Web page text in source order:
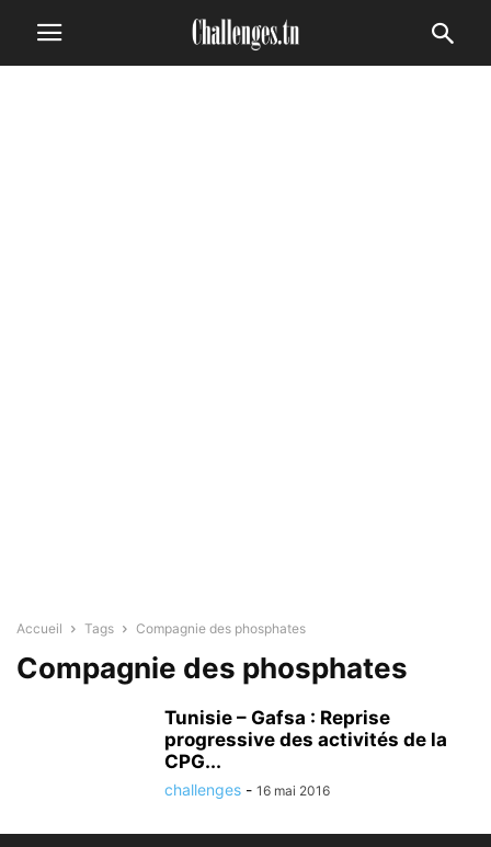
Accueil Tags Compagnie des phosphates
Compagnie des phosphates
Tunisie – Gafsa : Reprise
progressive des activités de la
CPG...
challenges - 16 mai 2016